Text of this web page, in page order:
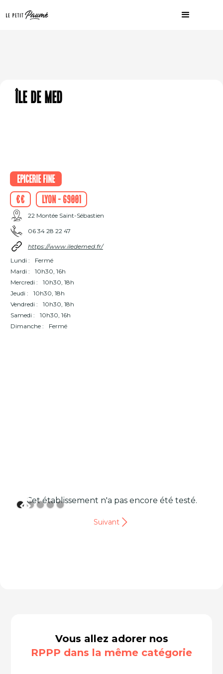
Île de Med
Epicerie fine
€€
Lyon - 69001
22 Montée Saint-Sébastien
06 34 28 22 47
https://www.iledemed.fr/
Lundi :
Fermé
Mardi :
10h30, 16h
Mercredi :
10h30, 18h
Jeudi :
10h30, 18h
Vendredi :
10h30, 18h
Samedi :
10h30, 16h
Dimanche :
Fermé
Cet établissement n'a pas encore été testé.
Suivant
Vous allez adorer nos
RPPP dans la même catégorie